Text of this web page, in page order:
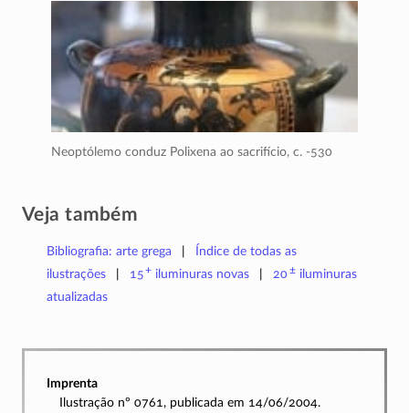
Neoptólemo conduz Polixena ao sacrifício, c. -530
Veja também
Bibliografia: arte grega
Índice de todas as
ilustrações
15+ iluminuras novas 20±iluminuras
atualizadas
Imprenta
Ilustração nº 0761, publicada em 14/06/2004.